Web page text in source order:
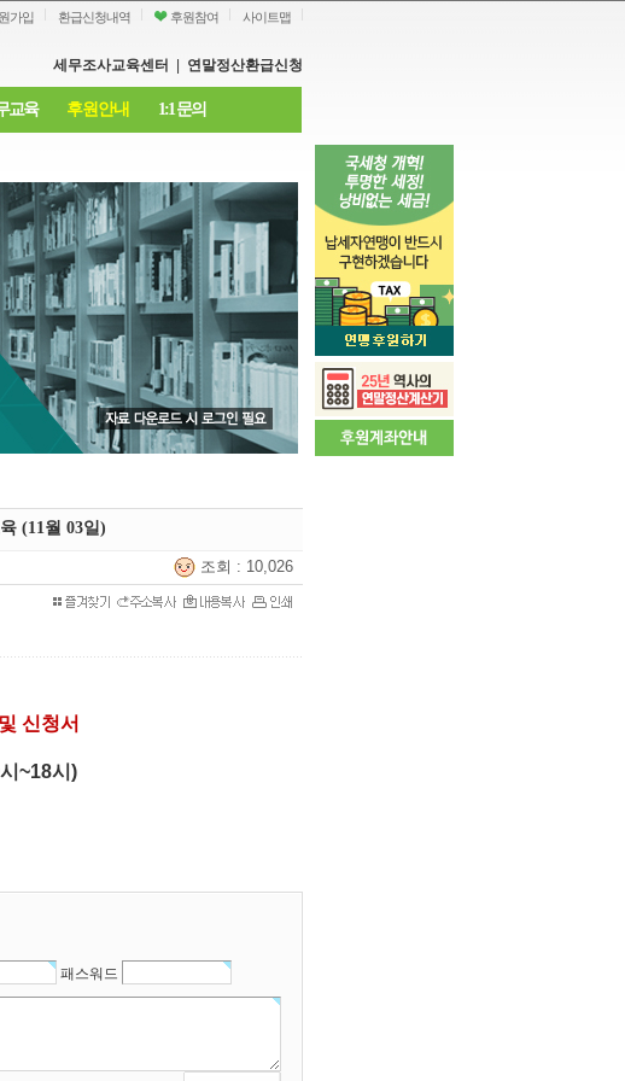
가입 환급신청내역 후원참여 사이트맵
세무조사교육센터 연말정산환급신청
교육 후원안내 1:1 문의
(11월 03일)
조회 : 10,026
신청서
~18시)
패스워드